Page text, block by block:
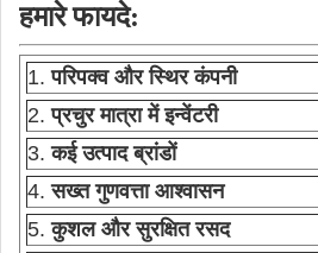
हमारे फायदे:
1.परिपक्व और स्थिर कंपनी
2.प्रचुर मात्रा में इन्वेंटरी
3.कई उत्पाद ब्रांडों
4.सख्त गुणवत्ता आश्वासन
5.कुशल और सुरक्षित रसद